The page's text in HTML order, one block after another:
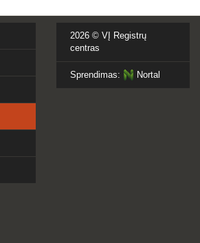
2026 © VĮ Registrų
centras
Sprendimas: Nortal